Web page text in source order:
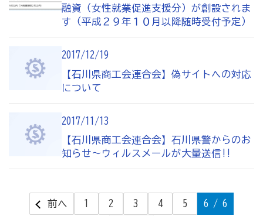
融資（女性就業促進支援分）が創設されま
す（平成２９年１０月以降随時受付予定）
2017/12/19
【石川県商工会連合会】偽サイトへの対応
について
2017/11/13
【石川県商工会連合会】石川県警からのお
知らせ～ウィルスメールが大量送信!!
前へ 1 2 3 4 5 6 / 6
（商工会の業務災害保険）
海外での知財係争による経営リスクから皆様をお守りし
事業活動のリスクを全て備えた保険（ビジネス総合保
険）
商工会のサービス
ら、ホームページが無料で作れます。